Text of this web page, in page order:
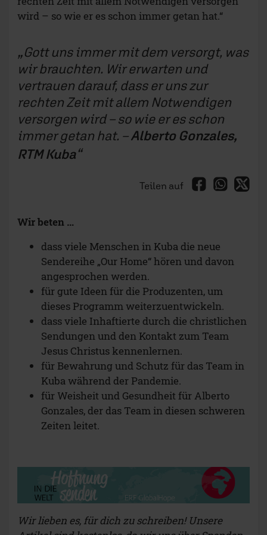
wird – so wie er es schon immer getan hat.“
Gott uns immer mit dem versorgt, was
wir brauchten. Wir erwarten und
vertrauen darauf, dass er uns zur
rechten Zeit mit allem Notwendigen
versorgen wird – so wie er es schon
immer getan hat. –Alberto Gonzales,
RTM Kuba
Teilen auf
Wir beten …
dass viele Menschen in Kuba die neue
Sendereihe „Our Home“ hören und davon
angesprochen werden.
für gute Ideen für die Produzenten, um
dieses Programm weiterzuentwickeln.
dass viele Inhaftierte durch die christlichen
Sendungen und den Kontakt zum Team
Jesus Christus kennenlernen.
für Bewahrung und Schutz für das Team in
Kuba während der Pandemie.
für Weisheit und Gesundheit für Alberto
Gonzales, der das Team in diesen schweren
Zeiten leitet.
Wir lieben es, für dich zu schreiben! Unsere